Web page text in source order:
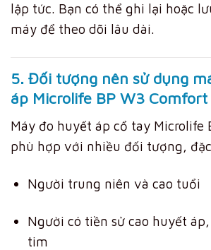
lập tức. Bạn có thể ghi lại hoặc
máy để theo dõi lâu dài.
5. Đối tượng nên sử dụng
áp Microlife BP W3 Comfort
Máy đo huyết áp cổ tay Microlife
phù hợp với nhiều đối tượng,
Người trung niên và cao tuổi
Người có tiền sử cao huyết
tim